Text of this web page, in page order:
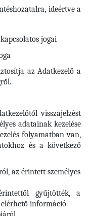
ideértve a
jogai
az Adatkezelő a
visszajelzést
adatainak kezelése
folyamatban van,
és a következő
az érintett személyes
gyűjtötték, a
információ